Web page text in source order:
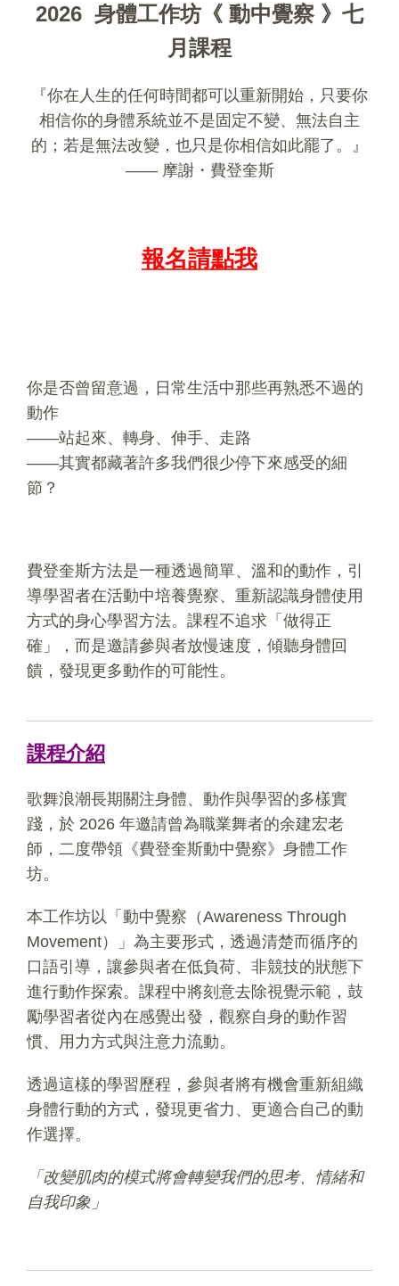
2026 身體工作坊《 動中覺察 》七
月課程
『你在人生的任何時間都可以重新開始，只要你
相信你的身體系統並不是固定不變、無法自主
的；若是無法改變，也只是你相信如此罷了。』
—— 摩謝・費登奎斯
報名請點我
你是否曾留意過，日常生活中那些再熟悉不過的
動作
——站起來、轉身、伸手、走路
——其實都藏著許多我們很少停下來感受的細
節？
費登奎斯方法是一種透過簡單、溫和的動作，引
導學習者在活動中培養覺察、重新認識身體使用
方式的身心學習方法。課程不追求「做得正
確」，而是邀請參與者放慢速度，傾聽身體回
饋，發現更多動作的可能性。
課程介紹
歌舞浪潮長期關注身體、動作與學習的多樣實
踐，於 2026 年邀請曾為職業舞者的余建宏老
師，二度帶領《費登奎斯動中覺察》身體工作
坊。
本工作坊以「動中覺察（Awareness Through
Movement）」為主要形式，透過清楚而循序的
口語引導，讓參與者在低負荷、非競技的狀態下
進行動作探索。課程中將刻意去除視覺示範，鼓
勵學習者從內在感覺出發，觀察自身的動作習
慣、用力方式與注意力流動。
透過這樣的學習歷程，參與者將有機會重新組織
身體行動的方式，發現更省力、更適合自己的動
作選擇。
「改變肌肉的模式將會轉變我們的思考、情緒和
自我印象」